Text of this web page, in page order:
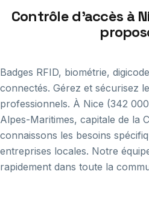
Contrôle d'accès à
Badges RFID, biométrie,
connectés. Gérez et sécurisez
professionnels. À Nice (342
Alpes-Maritimes, capitale de la
connaissons les besoins
entreprises locales. Notre
rapidement dans toute la